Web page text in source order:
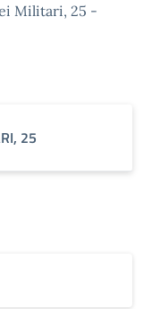
Militari, 25 -
25